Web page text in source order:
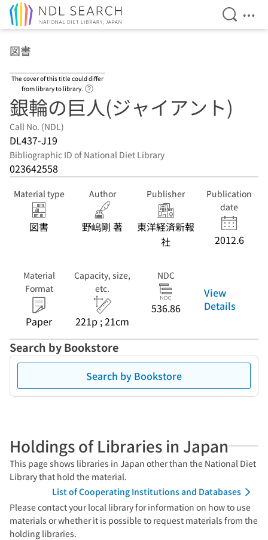
Open
図書
The cover of this title could differ
from library to library.
銀輪の巨人(ジャイアント)
Call No. (NDL)
DL437-J19
Bibliographic ID of National Diet Library
023642558
Material type
図書
Author
野嶋剛 著
Publisher
東洋経済新報
社
Publication
date
2012.6
Material
Format
Paper
Capacity, size,
etc.
221p ; 21cm
NDC
536.86
View
Details
Search by Bookstore
Search by Bookstore
Holdings of Libraries in Japan
This page shows libraries in Japan other than the National Diet
Library that hold the material.
List of Cooperating Institutions and Databases
Please contact your local library for information on how to use
materials or whether it is possible to request materials from the
holding libraries.